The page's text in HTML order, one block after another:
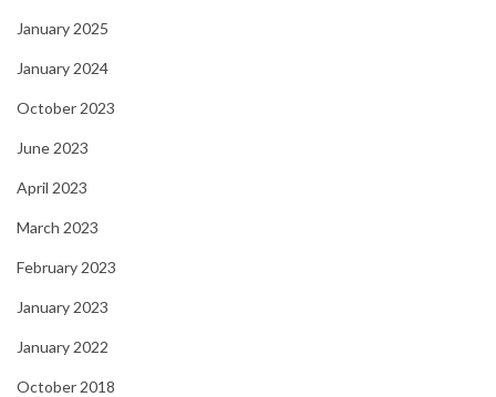
January 2025
January 2024
October 2023
June 2023
April 2023
March 2023
February 2023
January 2023
January 2022
October 2018